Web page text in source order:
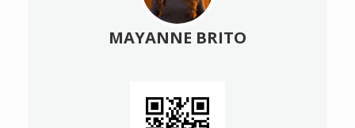
MAYANNE BRITO